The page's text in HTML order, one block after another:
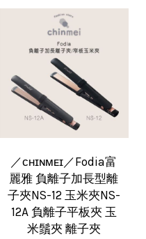
／ᴄʜɪɴᴍᴇɪ／Fodia富
麗雅 負離子加長型離
子夾NS-12 玉米夾NS-
12A 負離子平板夾 玉
米鬚夾 離子夾